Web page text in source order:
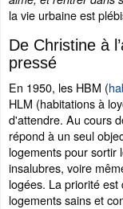
la vie urbaine est
De Christine à
pressé
En 1950, les HBM (
HLM (habitations à
d'attendre. Au cours
répond à un seul
logements pour sortir
insalubres, voire
logées. La priorité
logements sains et